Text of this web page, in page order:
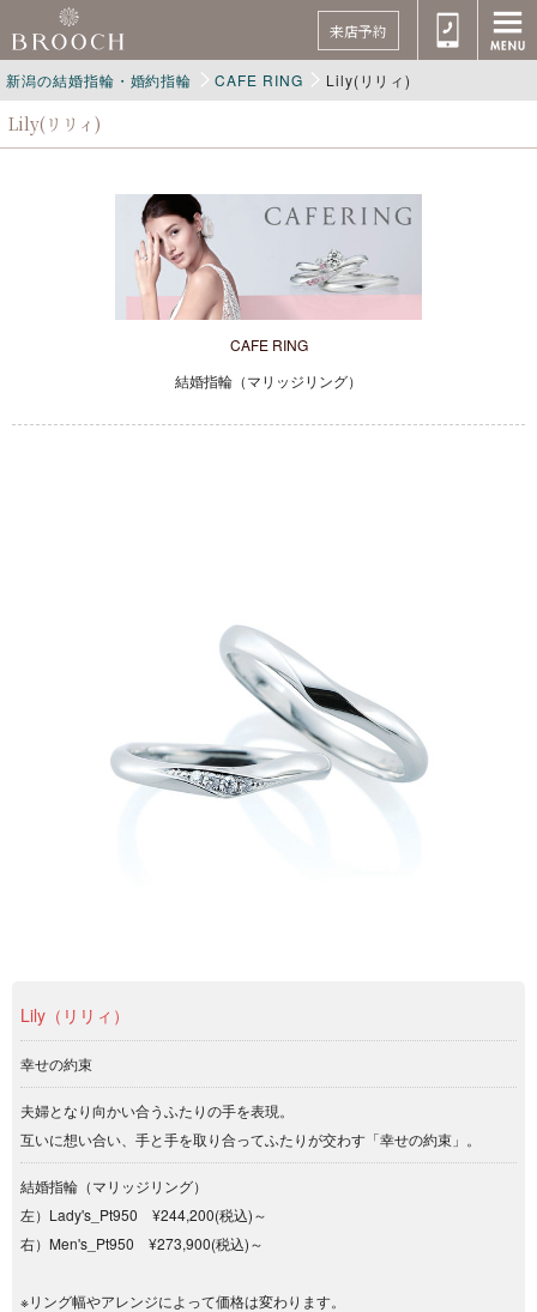
来店予約
新潟の結婚指輪・婚約指輪 CAFE RING Lily(リリィ)
Lily(リリィ)
CAFE RING
結婚指輪（マリッジリング）
Lily（リリィ）
幸せの約束
夫婦となり向かい合うふたりの手を表現。
互いに想い合い、手と手を取り合ってふたりが交わす「幸せの約束」。
結婚指輪（マリッジリング）
左）Lady's_Pt950 ¥244,200(税込)～
右）Men's_Pt950 ¥273,900(税込)～
※リング幅やアレンジによって価格は変わります。